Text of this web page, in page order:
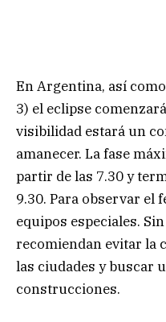
En Argentina, así
3) el eclipse
visibilidad estará un
amanecer. La fase
partir de las 7.30 y
9.30. Para observar el
equipos especiales.
recomiendan evitar la
las ciudades y buscar
construcciones.